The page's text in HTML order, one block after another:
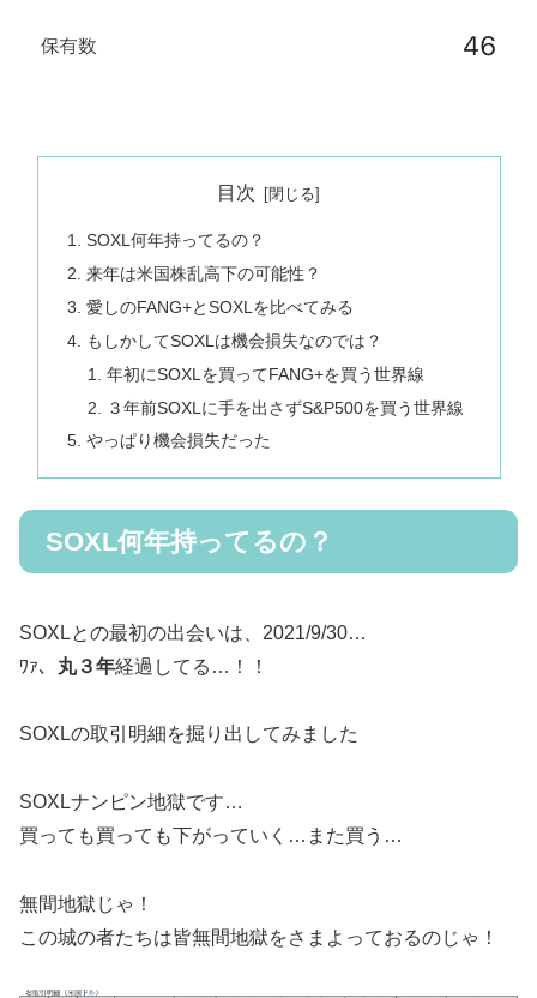
目次
SOXL何年持ってるの？
来年は米国株乱高下の可能性？
愛しのFANG+とSOXLを比べてみる
もしかしてSOXLは機会損失なのでは？
年初にSOXLを買ってFANG+を買う世界線
３年前SOXLに手を出さずS&P500を買う世界線
やっぱり機会損失だった
SOXL何年持ってるの？
SOXLとの最初の出会いは、2021/9/30…
ﾜｧ、 丸３年経過してる…！！
SOXLの取引明細を掘り出してみました
SOXLナンピン地獄です…
買っても買っても下がっていく…また買う…
無間地獄じゃ！
この城の者たちは皆無間地獄をさまよっておるのじゃ！